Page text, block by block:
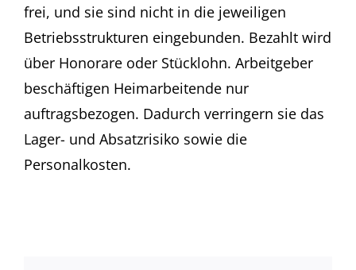
frei, und sie sind nicht in die jeweiligen
Betriebsstrukturen eingebunden. Bezahlt wird
über Honorare oder Stücklohn. Arbeitgeber
beschäftigen Heimarbeitende nur
auftragsbezogen. Dadurch verringern sie das
Lager- und Absatzrisiko sowie die
Personalkosten.